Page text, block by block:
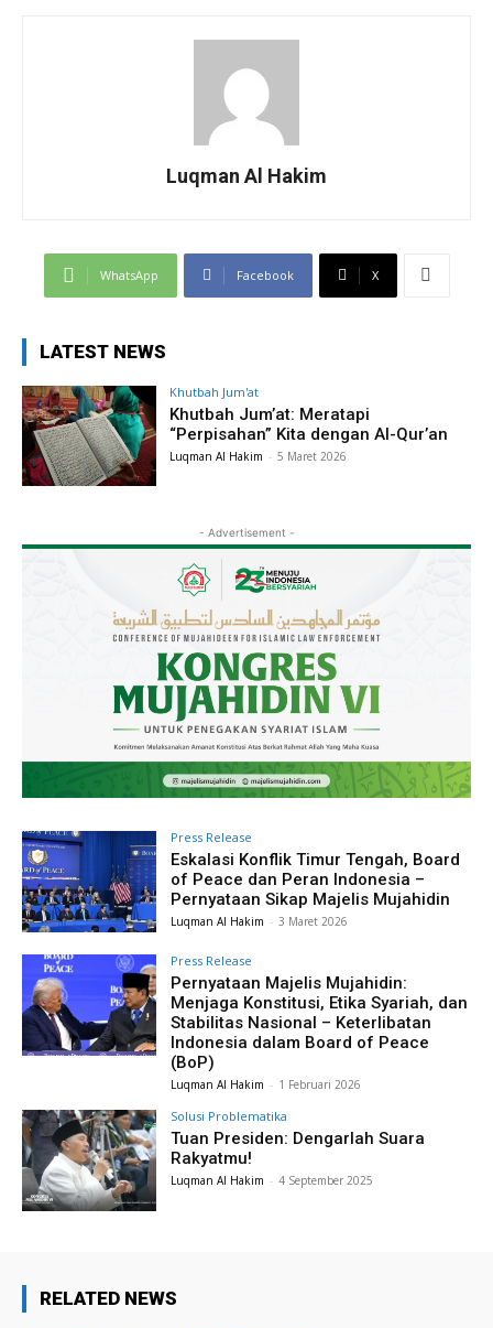
Luqman Al Hakim
WhatsApp Facebook X
LATEST NEWS
Khutbah Jum'at
Khutbah Jum’at: Meratapi
“Perpisahan” Kita dengan Al-Qur’an
Luqman Al Hakim - 5 Maret 2026
- Advertisement -
Press Release
Eskalasi Konflik Timur Tengah, Board
of Peace dan Peran Indonesia –
Pernyataan Sikap Majelis Mujahidin
Luqman Al Hakim - 3 Maret 2026
Press Release
Pernyataan Majelis Mujahidin:
Menjaga Konstitusi, Etika Syariah, dan
Stabilitas Nasional – Keterlibatan
Indonesia dalam Board of Peace
(BoP)
Luqman Al Hakim - 1 Februari 2026
Solusi Problematika
Tuan Presiden: Dengarlah Suara
Rakyatmu!
Luqman Al Hakim - 4 September 2025
RELATED NEWS